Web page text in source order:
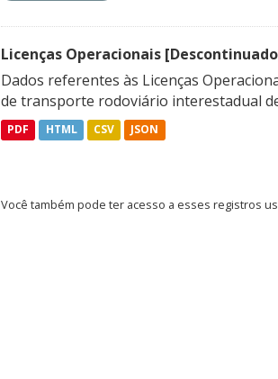
Licenças Operacionais
Dados referentes às Licenças
de transporte rodoviário interestadual
PDF HTML CSV JSON
Você também pode ter acesso a esses registros